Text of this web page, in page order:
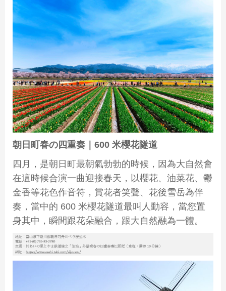
朝日町春の四重奏｜ 600 米櫻花隧道
四月，是朝日町最朝氣勃勃的時候，因為大自然會
在這時候合演一曲迎接春天，以櫻花、油菜花、鬱
金香等花色作音符，賞花者笑聲、花後雪岳為伴
奏，當中的 600 米櫻花隧道最叫人動容，當您置
身其中，瞬間跟花朵融合，跟大自然融為一體。